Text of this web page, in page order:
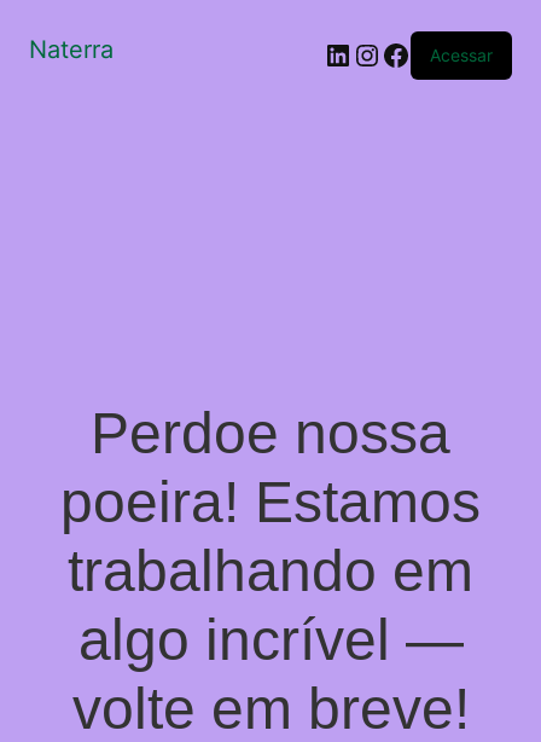
Naterra LinkedIn
Instagram
Facebook
Acessar
Perdoe nossa
poeira! Estamos
trabalhando em
algo incrível —
volte em breve!